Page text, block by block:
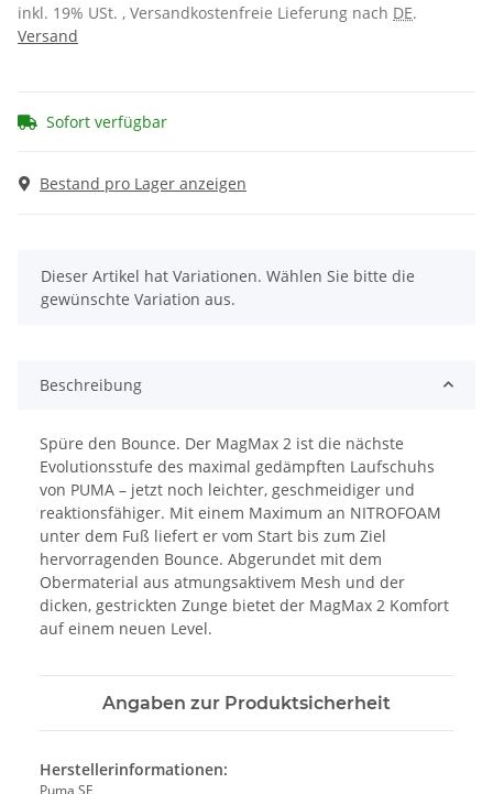
inkl. 19% USt. , Versandkostenfreie Lieferung nach DE.
Versand
Sofort verfügbar
Bestand pro Lager anzeigen
x
Dieser Artikel hat Variationen. Wählen Sie bitte die
gewünschte Variation aus.
Beschreibung
Spüre den Bounce. Der MagMax 2 ist die nächste
Evolutionsstufe des maximal gedämpften Laufschuhs
von PUMA – jetzt noch leichter, geschmeidiger und
reaktionsfähiger. Mit einem Maximum an NITROFOAM
unter dem Fuß liefert er vom Start bis zum Ziel
hervorragenden Bounce. Abgerundet mit dem
Obermaterial aus atmungsaktivem Mesh und der
dicken, gestrickten Zunge bietet der MagMax 2 Komfort
auf einem neuen Level.
Angaben zur Produktsicherheit
Herstellerinformationen:
Puma SE